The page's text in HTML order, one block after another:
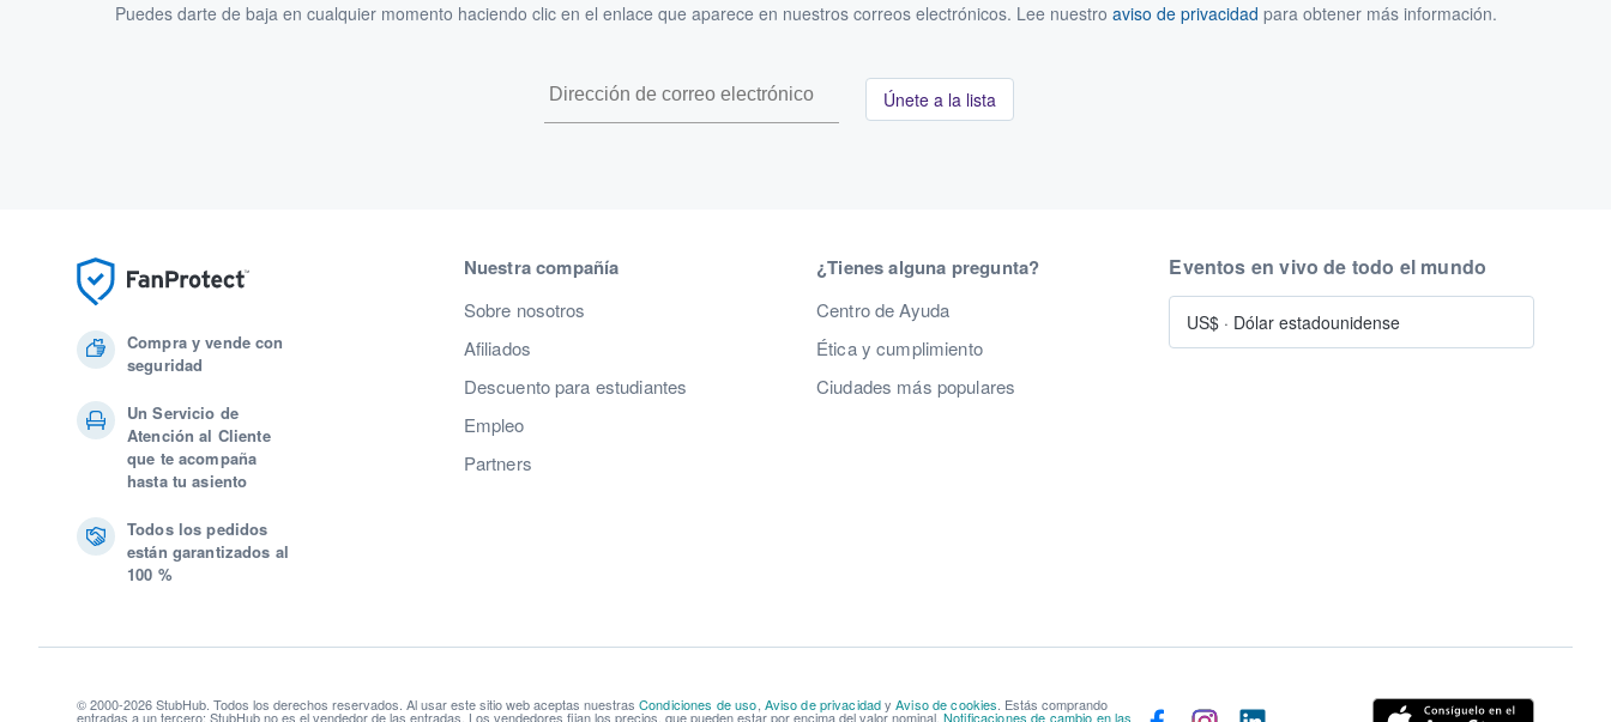
Puedes darte de baja en cualquier momento haciendo clic en el enlace que aparece en nuestros correos electrónicos. Lee nuestro aviso de privacidad para obtener más información.
Únete a la lista
Compra y vende con
seguridad
Un Servicio de
Atención al Cliente
que te acompaña
hasta tu asiento
Todos los pedidos
están garantizados al
100 %
Nuestra compañía
Sobre nosotros
Afiliados
Descuento para estudiantes
Empleo
Partners
¿Tienes alguna pregunta?
Centro de Ayuda
Ética y cumplimiento
Ciudades más populares
Eventos en vivo de todo el mundo
US$ · Dólar estadounidense
© 2000-2026 StubHub. Todos los derechos reservados. Al usar este sitio web aceptas nuestras Condiciones de uso, Aviso de privacidadyAviso de cookies. Estás comprando
entradas a un tercero; StubHub no es el vendedor de las entradas. Los vendedores fijan los precios, que pueden estar por encima del valor nominal. Notificaciones de cambio en las